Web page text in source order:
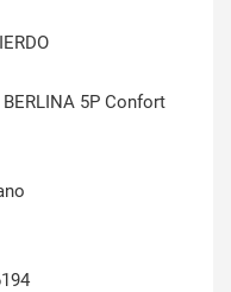
BERLINA 5P Confort